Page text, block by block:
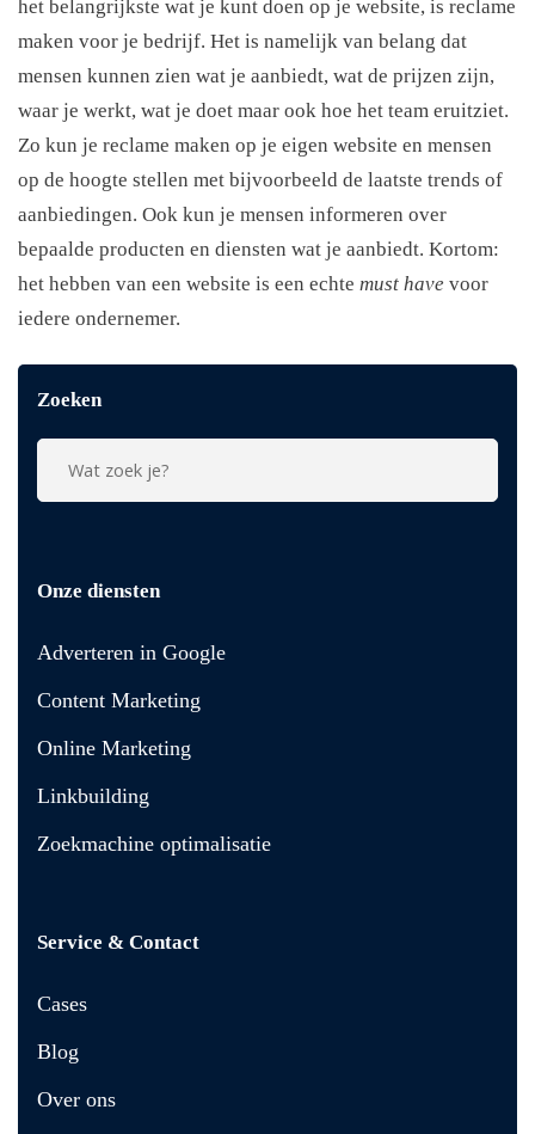
het belangrijkste wat je kunt doen op je website, is reclame
maken voor je bedrijf. Het is namelijk van belang dat
mensen kunnen zien wat je aanbiedt, wat de prijzen zijn,
waar je werkt, wat je doet maar ook hoe het team eruitziet.
Zo kun je reclame maken op je eigen website en mensen
op de hoogte stellen met bijvoorbeeld de laatste trends of
aanbiedingen. Ook kun je mensen informeren over
bepaalde producten en diensten wat je aanbiedt. Kortom:
het hebben van een website is een echte must have voor
iedere ondernemer.
Zoeken
Onze diensten
Adverteren in Google
Content Marketing
Online Marketing
Linkbuilding
Zoekmachine optimalisatie
Service & Contact
Cases
Blog
Over ons